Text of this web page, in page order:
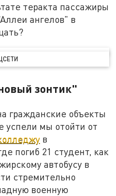
теракта пассажиры
ангелов" в
зонтик"
гражданские объекты
успели мы отойти от
в
погиб 21 студент, как
автобусу в
стремительно
военную